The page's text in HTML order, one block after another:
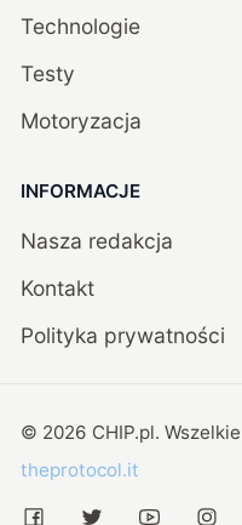
Technologie
Testy
Motoryzacja
INFORMACJE
Nasza redakcja
Kontakt
Polityka prywatności
© 2026 CHIP.pl.
theprotocol.it